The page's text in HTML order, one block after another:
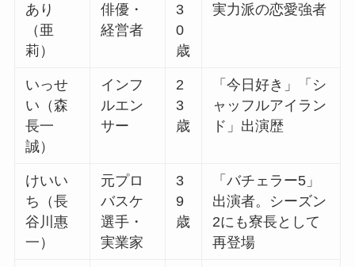
あり
（亜
莉）
俳優・
経営者
3
0
歳
実力派の恋愛強者
いっせ
い（森
長一
誠）
インフ
ルエン
サー
2
3
歳
「今日好き」「シ
ャッフルアイラン
ド」出演歴
けいい
ち（長
谷川惠
一）
元プロ
バスケ
選手・
実業家
3
9
歳
「バチェラー5」
出演者。シーズン
2にも寮長として
再登場